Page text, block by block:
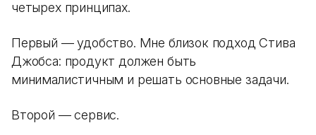
четырех принципах.
Первый — удобство. Мне близок подход Стива
Джобса: продукт должен быть
минималистичным и решать основные задачи.
Второй — сервис.